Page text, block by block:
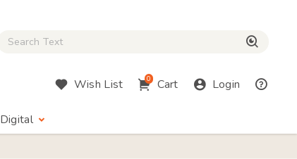
Close Search box
Wish List 0 Cart Login
Digital